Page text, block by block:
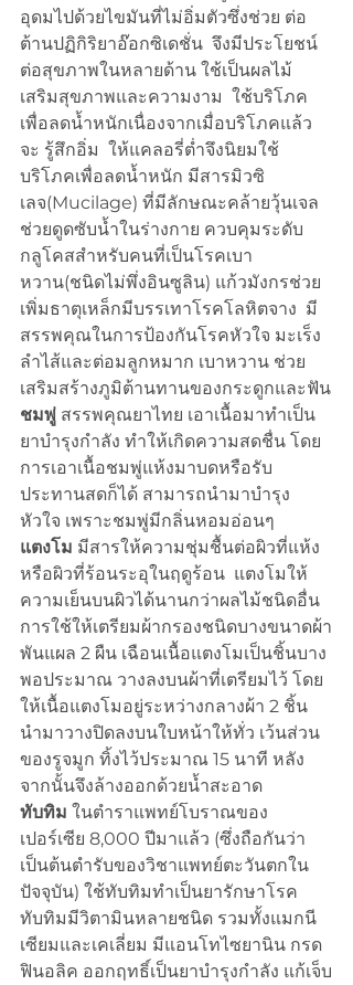
อุดมไปด้วยไขมันที่ไม่อิ่มตัวซึ่งช่วย ต่อ
ต้านปฏิกิริยาอ๊อกซิเดชั่น  จึงมีประโยชน์
ต่อสุขภาพในหลายด้าน ใช้เป็นผลไม้
เสริมสุขภาพและความงาม  ใช้บริโภค
เพื่อลดน้ำหนักเนื่องจากเมื่อบริโภคแล้ว
จะ รู้สึกอิ่ม  ให้แคลอรี่ต่ำจึงนิยมใช้
บริโภคเพื่อลดน้ำหนัก มีสารมิวซิ
เลจ(Mucilage) ที่มีลักษณะคล้ายวุ้นเจล
ช่วยดูดซับน้ำในร่างกาย ควบคุมระดับ
กลูโคสสำหรับคนที่เป็นโรคเบา
หวาน(ชนิดไม่พึ่งอินซูลิน) แก้วมังกรช่วย
เพิ่มธาตุเหล็กมีบรรเทาโรคโลหิตจาง  มี
สรรพคุณในการป้องกันโรคหัวใจ มะเร็ง
ลำไส้และต่อมลูกหมาก เบาหวาน ช่วย
เสริมสร้างภูมิต้านทานของกระดูกและฟัน
ชมพู่ สรรพคุณยาไทย เอาเนื้อมาทำเป็น
ยาบำรุงกำลัง ทำให้เกิดความสดชื่น โดย
การเอาเนื้อชมพู่แห้งมาบดหรือรับ
ประทานสดก็ได้ สามารถนำมาบำรุง
หัวใจ เพราะชมพู่มีกลิ่นหอมอ่อนๆ
แตงโม มีสารให้ความชุ่มชื้นต่อผิวที่แห้ง
หรือผิวที่ร้อนระอุในฤดูร้อน  แตงโมให้
ความเย็นบนผิวได้นานกว่าผลไม้ชนิดอื่น
การใช้ให้เตรียมผ้ากรองชนิดบางขนาดผ้า
พันแผล 2 ผืน เฉือนเนื้อแตงโมเป็นชิ้นบาง
พอประมาณ วางลงบนผ้าที่เตรียมไว้ โดย
ให้เนื้อแตงโมอยู่ระหว่างกลางผ้า 2 ชิ้น
นำมาวางปิดลงบนใบหน้าให้ทั่ว เว้นส่วน
ของรูจมูก ทิ้งไว้ประมาณ 15 นาที หลัง
จากนั้นจึงล้างออกด้วยน้ำสะอาด
ทับทิม ในตำราแพทย์โบราณของ
เปอร์เซีย 8,000 ปีมาแล้ว (ซึ่งถือกันว่า
เป็นต้นตำรับของวิชาแพทย์ตะวันตกใน
ปัจจุบัน) ใช้ทับทิมทำเป็นยารักษาโรค
ทับทิมมีวิตามินหลายชนิด รวมทั้งแมกนี
เซียมและเคเลี่ยม มีแอนโทไซยานิน กรด
ฟินอลิค ออกฤทธิ์เป็นยาบำรุงกำลัง แก้เจ็บ